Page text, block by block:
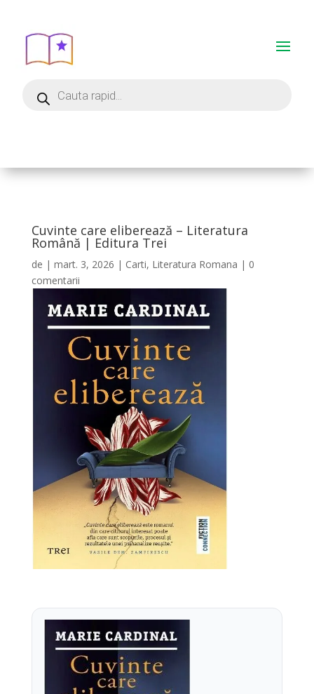
Cuvinte care eliberează – Literatura
Română | Editura Trei
de | mart. 3, 2026 | Carti, Literatura Romana | 0
comentarii